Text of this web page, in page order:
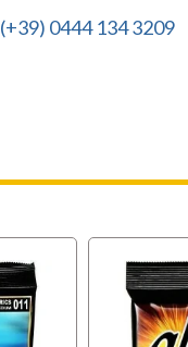
(+39) 0444 134 3209